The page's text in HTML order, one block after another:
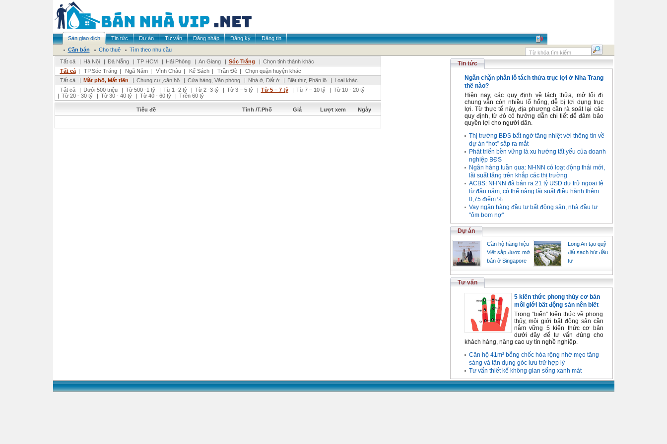
Sàn giao dịch Tin tức Dự án Tư vấn Đăng nhập Đăng ký
Đăng tin
Cần bán
Cho thuê
Tìm theo nhu cầu
Tất cả
| Hà Nội | Đà Nẵng | TP HCM | Hải Phòng | An Giang | Sóc Trăng | Chọn tỉnh thành khác
Tất cả | TP.Sóc Trăng | Ngã Năm | Vĩnh Châu | Kế Sách | Trần Đề |
Chọn quận huyện khác
Tất cả
| Mặt phố, Mặt tiền | Chung cư ,căn hộ | Cửa hàng, Văn phòng | Nhà ở, Đất ở | Biệt thự, Phân lô | Loại khác
Tất cả
| Dưới 500 triệu | Từ 500 -1 tỷ | Từ 1 -2 tỷ | Từ 2 -3 tỷ | Từ 3 – 5 tỷ | Từ 5 – 7 tỷ | Từ 7 – 10 tỷ | Từ 10 - 20 tỷ
| Từ 20 - 30 tỷ | Từ 30 - 40 tỷ | Từ 40 - 60 tỷ | Trên 60 tỷ
Tiêu đề Tỉnh /T.Phố Giá Lượt xem Ngày
Tin tức
Ngăn chặn phân lô tách thửa trục lợi ở Nha Trang
thế nào?
Hiện nay, các quy định về tách thửa, mở lối đi
chung vẫn còn nhiều lổ hổng, dễ bị lợi dụng trục
lợi. Từ thực tế này, địa phương cần rà soát lại các
quy định, từ đó có hướng dẫn chi tiết để đảm bảo
quyền lợi cho người dân.
Thị trường BĐS bất ngờ tăng nhiệt với thông tin về
dự án “hot” sắp ra mắt
Phát triển bền vững là xu hướng tất yếu của doanh
nghiệp BĐS
Ngân hàng tuần qua: NHNN có loạt động thái mới,
lãi suất tăng trên khắp các thị trường
ACBS: NHNN đã bán ra 21 tỷ USD dự trữ ngoại tệ
từ đầu năm, có thể nâng lãi suất điều hành thêm
0,75 điểm %
Vay ngân hàng đầu tư bất động sản, nhà đầu tư
"ôm bom nợ"
Dự án
Căn hộ hàng hiệu
Việt sắp được mở
bán ở Singapore
Long An tạo quỹ
đất sạch hút đầu
tư
Tư vấn
5 kiến thức phong thủy cơ bản
môi giới bất động sản nên biết
Trong “biển” kiến thức về phong
thủy, môi giới bất động sản cần
nắm vững 5 kiến thức cơ bản
dưới đây để tư vấn đúng cho
khách hàng, nâng cao uy tín nghề nghiệp.
Căn hộ 41m² bỗng chốc hóa rộng nhờ mẹo tăng
sáng và tận dụng góc lưu trữ hợp lý
Tư vấn thiết kế không gian sống xanh mát